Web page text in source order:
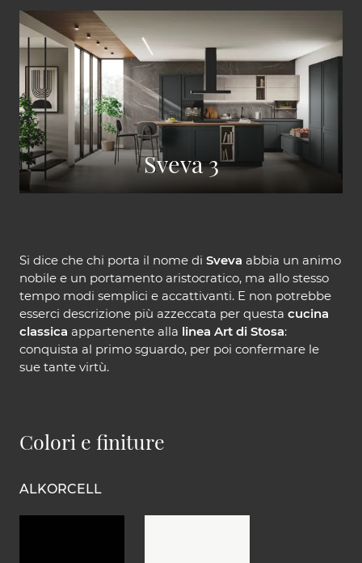
Sveva 3
Si dice che chi porta il nome di Sveva abbia un animo
nobile e un portamento aristocratico, ma allo stesso
tempo modi semplici e accattivanti. E non potrebbe
esserci descrizione più azzeccata per questa cucina
classica appartenente alla linea Art di Stosa:
conquista al primo sguardo, per poi confermare le
sue tante virtù.
Colori e finiture
ALKORCELL